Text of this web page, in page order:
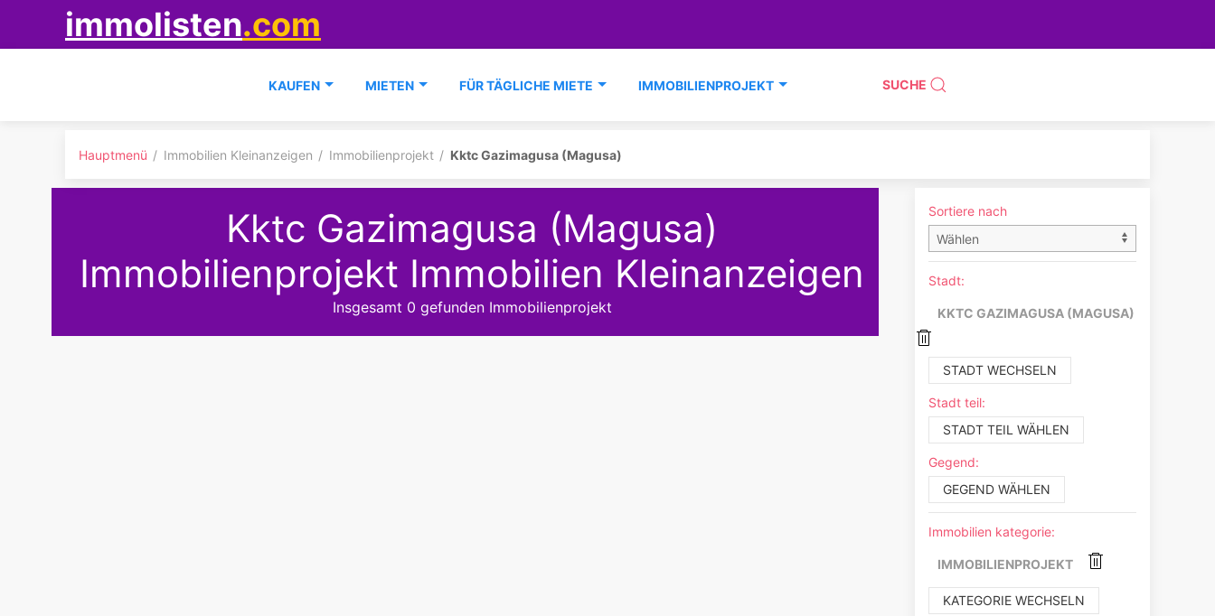
immolisten.com
KAUFEN MIETEN FÜR TÄGLICHE MIETE IMMOBILIENPROJEKT SUCHE
Hauptmenü Immobilien Kleinanzeigen Immobilienprojekt Kktc Gazimagusa (Magusa)
Kktc Gazimagusa (Magusa)
Immobilienprojekt Immobilien Kleinanzeigen
Insgesamt 0 gefunden Immobilienprojekt
Sortiere nach
Stadt:
KKTC GAZIMAGUSA (MAGUSA)
STADT WECHSELN
Stadt teil:
STADT TEIL WÄHLEN
Gegend:
GEGEND WÄHLEN
Immobilien kategorie:
IMMOBILIENPROJEKT
KATEGORIE WECHSELN